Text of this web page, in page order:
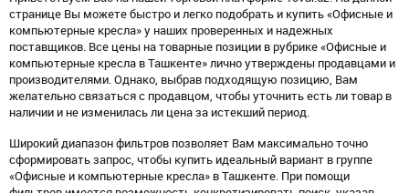
странице Вы можете быстро и легко подобрать и купить «Офисные и
компьютерные кресла» у наших проверенных и надежных
поставщиков. Все цены на товарные позиции в рубрике «Офисные и
компьютерные кресла в Ташкенте» лично утверждены продавцами и
производителями. Однако, выбрав подходящую позицию, Вам
желательно связаться с продавцом, чтобы уточнить есть ли товар в
наличии и не изменилась ли цена за истекший период.
Широкий диапазон фильтров позволяет Вам максимально точно
сформировать запрос, чтобы купить идеальный вариант в группе
«Офисные и компьютерные кресла» в Ташкенте. При помощи